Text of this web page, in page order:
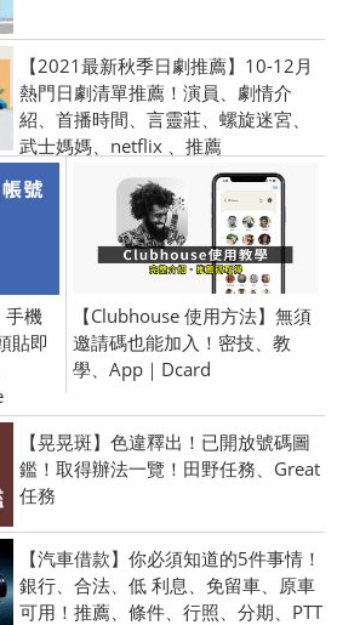
【2021最新秋季日劇推薦】10-12月
熱門日劇清單推薦！演員、劇情介
紹、首播時間、言靈莊、螺旋迷宮、
武士媽媽、netflix 、推薦
手機
貼即
【Clubhouse 使用方法】無須
邀請碼也能加入！密技、教
學、App｜Dcard
【晃晃斑】色違釋出！已開放號碼圖
鑑！取得辦法一覽！田野任務、Great
任務
【汽車借款】你必須知道的5件事情！
銀行、合法、低 利息、免留車、原車
可用！推薦、條件、行照、分期、PTT